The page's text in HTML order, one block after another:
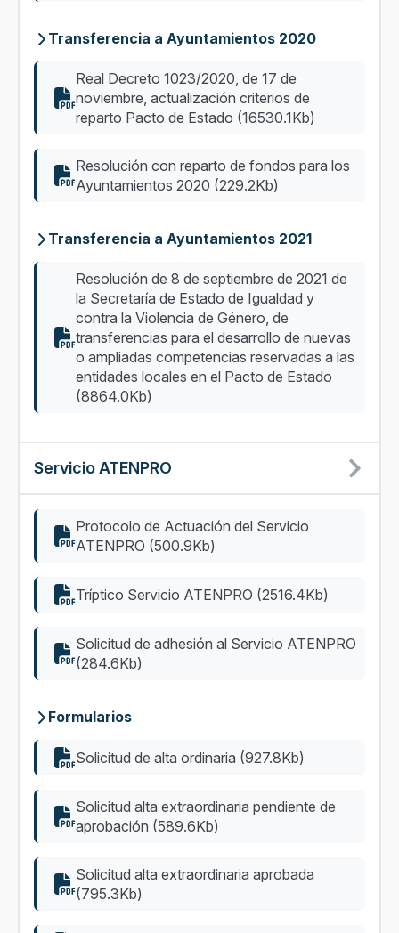
Transferencia a Ayuntamientos 2020
Real Decreto 1023/2020, de 17 de
noviembre, actualización criterios de
reparto Pacto de Estado (16530.1Kb)
Resolución con reparto de fondos para los
Ayuntamientos 2020 (229.2Kb)
Transferencia a Ayuntamientos 2021
Resolución de 8 de septiembre de 2021 de
la Secretaría de Estado de Igualdad y
contra la Violencia de Género, de
transferencias para el desarrollo de nuevas
o ampliadas competencias reservadas a las
entidades locales en el Pacto de Estado
(8864.0Kb)
Servicio ATENPRO
Protocolo de Actuación del Servicio
ATENPRO (500.9Kb)
Tríptico Servicio ATENPRO (2516.4Kb)
Solicitud de adhesión al Servicio ATENPRO
(284.6Kb)
Formularios
Solicitud de alta ordinaria (927.8Kb)
Solicitud alta extraordinaria pendiente de
aprobación (589.6Kb)
Solicitud alta extraordinaria aprobada
(795.3Kb)